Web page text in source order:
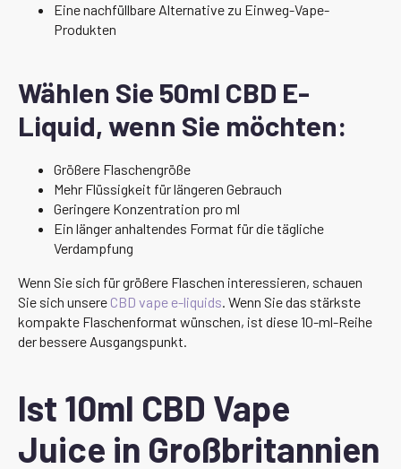
Eine nachfüllbare Alternative zu Einweg-Vape-
Produkten
Wählen Sie 50ml CBD E-
Liquid, wenn Sie möchten:
Größere Flaschengröße
Mehr Flüssigkeit für längeren Gebrauch
Geringere Konzentration pro ml
Ein länger anhaltendes Format für die tägliche
Verdampfung
Wenn Sie sich für größere Flaschen interessieren, schauen
Sie sich unsere CBD vape e-liquids. Wenn Sie das stärkste
kompakte Flaschenformat wünschen, ist diese 10-ml-Reihe
der bessere Ausgangspunkt.
Ist 10ml CBD Vape
Juice in Großbritannien